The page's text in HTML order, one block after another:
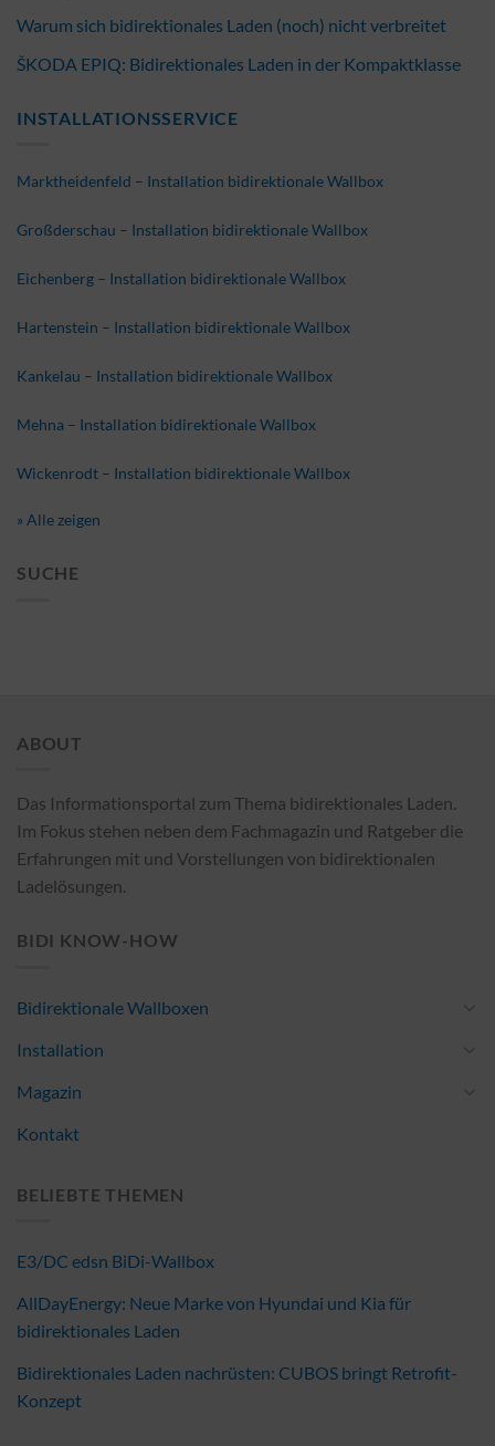
Warum sich bidirektionales Laden (noch) nicht verbreitet
ŠKODA EPIQ: Bidirektionales Laden in der Kompaktklasse
INSTALLATIONSSERVICE
Marktheidenfeld – Installation bidirektionale Wallbox
Großderschau – Installation bidirektionale Wallbox
Eichenberg – Installation bidirektionale Wallbox
Hartenstein – Installation bidirektionale Wallbox
Kankelau – Installation bidirektionale Wallbox
Mehna – Installation bidirektionale Wallbox
Wickenrodt – Installation bidirektionale Wallbox
» Alle zeigen
SUCHE
ABOUT
Das Informationsportal zum Thema bidirektionales Laden.
Im Fokus stehen neben dem Fachmagazin und Ratgeber die
Erfahrungen mit und Vorstellungen von bidirektionalen
Ladelösungen.
BIDI KNOW-HOW
Bidirektionale Wallboxen
Installation
Magazin
Kontakt
BELIEBTE THEMEN
E3/DC edsn BiDi-Wallbox
AllDayEnergy: Neue Marke von Hyundai und Kia für
bidirektionales Laden
Bidirektionales Laden nachrüsten: CUBOS bringt Retrofit-
Konzept